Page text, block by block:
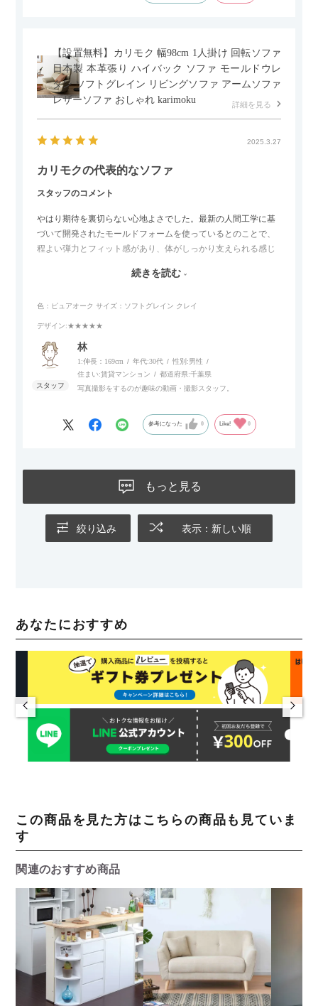
【設置無料】カリモク 幅98cm 1人掛け 回転ソファ
日本製 本革張り ハイバック ソファ モールドウレ
タン ソフトグレイン リビングソファ アームソファ
レザーソファ おしゃれ karimoku
詳細を見る
2025.3.27
カリモクの代表的なソファ
スタッフのコメント
やはり期待を裏切らない心地よさでした。最新の人間工学に基
づいて開発されたモールドフォームを使っているとのことで、
程よい弾力とフィット感があり、体がしっかり支えられる感じ
リラックスタイムによさそうでした。回転タイプなので、個人
す。
続きを読む
色：ピュアオーク サイズ：ソフトグレイン クレイ
デザイン:★★★★★
林
1:伸長：169cm 年代:30代 性別:男性
住まい:賃貸マンション 都道府県:千葉県
写真撮影をするのが趣味の動画・撮影スタッフ。
参考になった 0 Like! 0
もっと見る
絞り込み 表示：新しい順
あなたにおすすめ
この商品を見た方はこちらの商品も見ていま
す
関連のおすすめ商品